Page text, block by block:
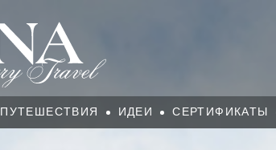
ПУТЕШЕСТВИЯ ИДЕИ СЕРТИФИКАТЫ